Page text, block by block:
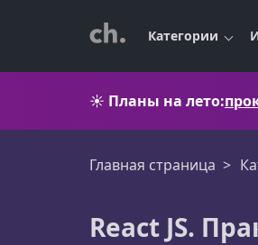
Категории
☀️ Планы на лето:
Главная страница
React JS.